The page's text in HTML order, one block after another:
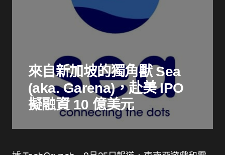
來自新加坡的獨角獸 Sea
(aka. Garena)，赴美 IPO
擬融資 10 億美元